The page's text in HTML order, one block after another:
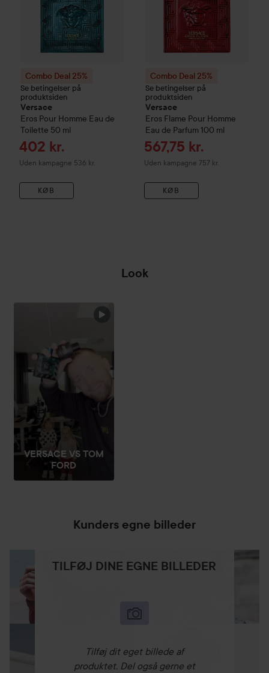
Combo Deal 25%
Se betingelser på
produktsiden
Versace
Eros Pour Homme Eau de
Toilette 50 ml
Tilbudspris
402 kr.
Uden kampagne 536 kr.
KØB
Combo Deal 25%
Se betingelser på
produktsiden
Versace
Eros Flame Pour Homme
Eau de Parfum 100 ml
Tilbudspris
567,75 kr.
Uden kampagne 757 kr.
KØB
Look
VERSACE VS TOM
FORD
Kunders egne billeder
TILFØJ DINE EGNE BILLEDER
Tilføj dit eget billede af
produktet. Del også gerne et